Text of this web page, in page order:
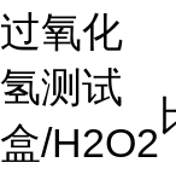
过氧化
氢测试
盒/H2O2